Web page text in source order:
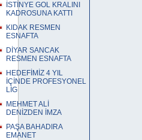
İSTİNYE GOL KRALINI
KADROSUNA KATTI
KIDAK RESMEN
ESNAFTA
DİYAR SANCAK
RESMEN ESNAFTA
HEDEFİMİZ 4 YIL
İÇİNDE PROFESYONEL
LİG
MEHMET ALİ
DENİZDEN İMZA
PAŞA BAHADIRA
EMANET